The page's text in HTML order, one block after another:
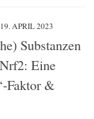
19. APRIL 2023
Substanzen
Eine
Faktor &